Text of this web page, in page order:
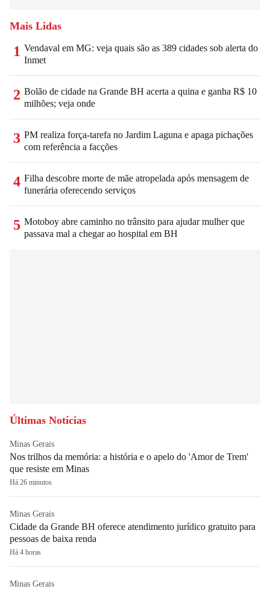
Mais Lidas
1 Vendaval em MG: veja quais são as 389 cidades sob alerta do
Inmet
2 Bolão de cidade na Grande BH acerta a quina e ganha R$ 10
milhões; veja onde
3 PM realiza força-tarefa no Jardim Laguna e apaga pichações
com referência a facções
4 Filha descobre morte de mãe atropelada após mensagem de
funerária oferecendo serviços
5 Motoboy abre caminho no trânsito para ajudar mulher que
passava mal a chegar ao hospital em BH
Últimas Notícias
Minas Gerais
Nos trilhos da memória: a história e o apelo do 'Amor de Trem'
que resiste em Minas
Há 26 minutos
Minas Gerais
Cidade da Grande BH oferece atendimento jurídico gratuito para
pessoas de baixa renda
Há 4 horas
Minas Gerais